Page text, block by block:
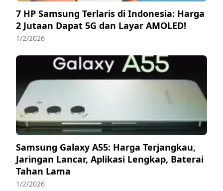
7 HP Samsung Terlaris di Indonesia: Harga
2 Jutaan Dapat 5G dan Layar AMOLED!
1/2/2026
Samsung Galaxy A55: Harga Terjangkau,
Jaringan Lancar, Aplikasi Lengkap, Baterai
Tahan Lama
1/2/2026